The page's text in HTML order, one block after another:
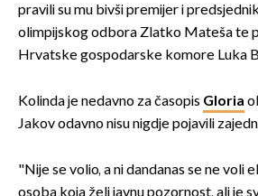
pravili su mu bivši premijer i
olimpijskog odbora Zlatko Mateša te
Hrvatske gospodarske komore Luka
Kolinda je nedavno za časopis Gloria
Jakov odavno nisu nigdje pojavili
"Nije se volio, a ni dandanas se ne voli
osoba koja želi javnu pozornost, ali je